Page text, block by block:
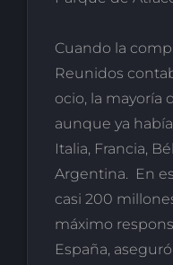
Cuando la
Reunidos
ocio, la mayoría
aunque ya
Italia, Francia,
Argentina. En
casi 200
máximo
España,